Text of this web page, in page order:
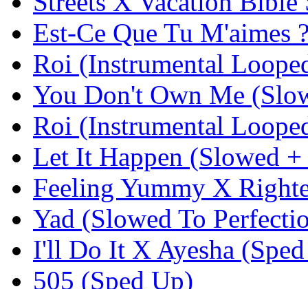
Est-Ce Que Tu M'aimes
Roi (Instrumental
You Don't Own Me
Roi (Instrumental
Let It Happen (Slowed +
Feeling Yummy X
Yad (Slowed To
I'll Do It X Ayesha
505 (Sped Up)